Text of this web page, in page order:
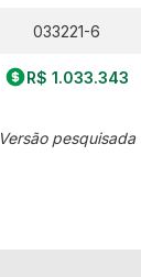
033221-6
R$ 1.033.343
Versão pesquisada